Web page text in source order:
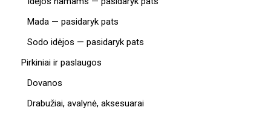
Mada — pasidaryk pats
Sodo idėjos — pasidaryk pats
Pirkiniai ir paslaugos
Dovanos
Drabužiai, avalynė, aksesuarai